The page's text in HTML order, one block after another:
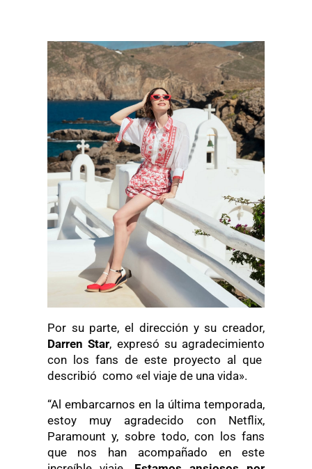
Por su parte, el dirección y su creador,
Darren Star, expresó su agradecimiento
con los fans de este proyecto al que
describió como «el viaje de una vida».
“Al embarcarnos en la última temporada,
estoy muy agradecido con Netflix,
Paramount y, sobre todo, con los fans
que nos han acompañado en este